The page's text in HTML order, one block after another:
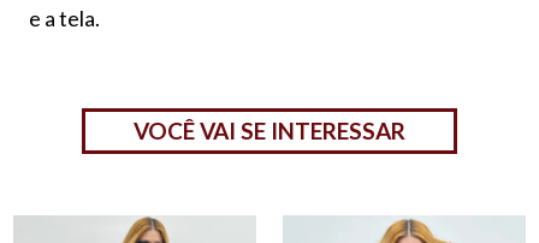
e a tela.
VOCÊ VAI SE INTERESSAR